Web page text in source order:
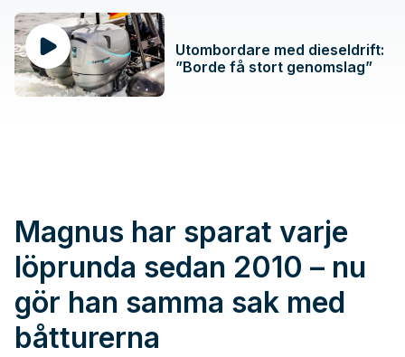
Utombordare med dieseldrift:
”Borde få stort genomslag”
Magnus har sparat varje
löprunda sedan 2010 – nu
gör han samma sak med
båtturerna